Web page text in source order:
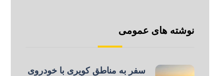
نوشته های عمومی
سفر به مناطق کویری با خودروی